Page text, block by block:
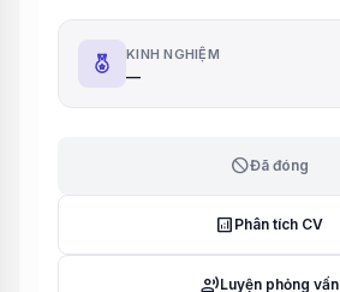
KINH NGHIỆM
—
blockĐã đóng
analytics Phân tích CV
record_voice_overLuyện phỏng vấn